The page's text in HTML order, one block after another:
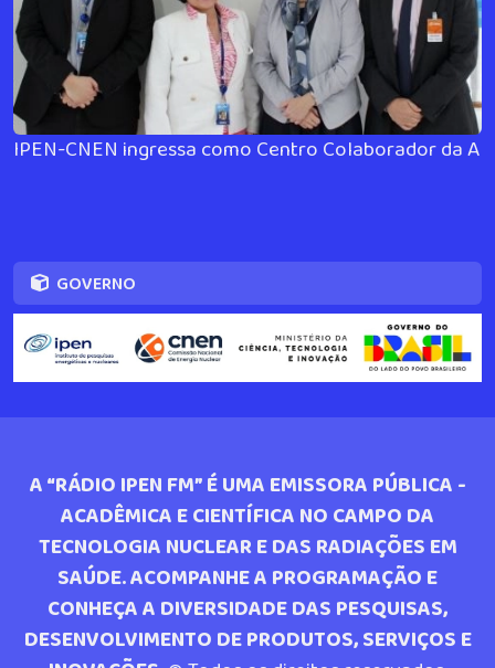
IPEN-CNEN ingressa como Centro Colaborador da
GOVERNO
A “RÁDIO IPEN FM” É UMA EMISSORA PÚBLICA -
ACADÊMICA E CIENTÍFICA NO CAMPO DA
TECNOLOGIA NUCLEAR E DAS RADIAÇÕES EM
SAÚDE. ACOMPANHE A PROGRAMAÇÃO E
CONHEÇA A DIVERSIDADE DAS PESQUISAS,
DESENVOLVIMENTO DE PRODUTOS, SERVIÇOS E